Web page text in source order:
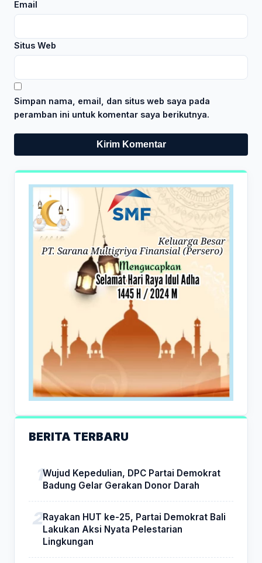
Email
Situs Web
Simpan nama, email, dan situs web saya pada
peramban ini untuk komentar saya berikutnya.
BERITA TERBARU
Wujud Kepedulian, DPC Partai Demokrat
Badung Gelar Gerakan Donor Darah
Rayakan HUT ke-25, Partai Demokrat Bali
Lakukan Aksi Nyata Pelestarian
Lingkungan